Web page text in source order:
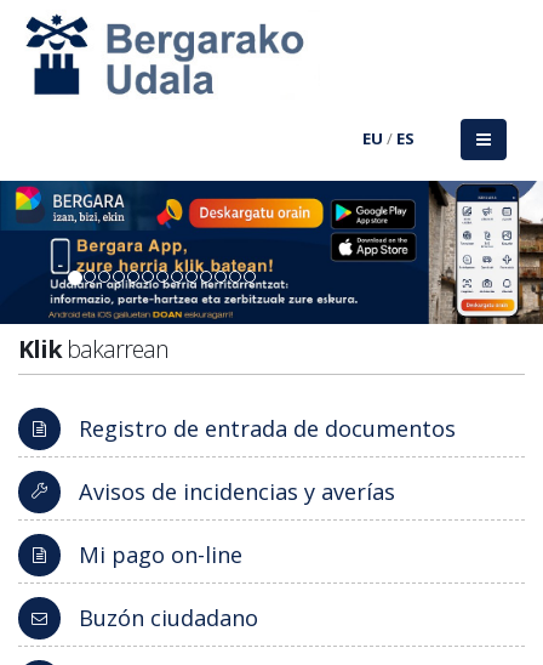
EU / ES
Previous
Klikbakarrean
Registro de entrada de documentos
Avisos de incidencias y averías
Mi pago on-line
Buzón ciudadano